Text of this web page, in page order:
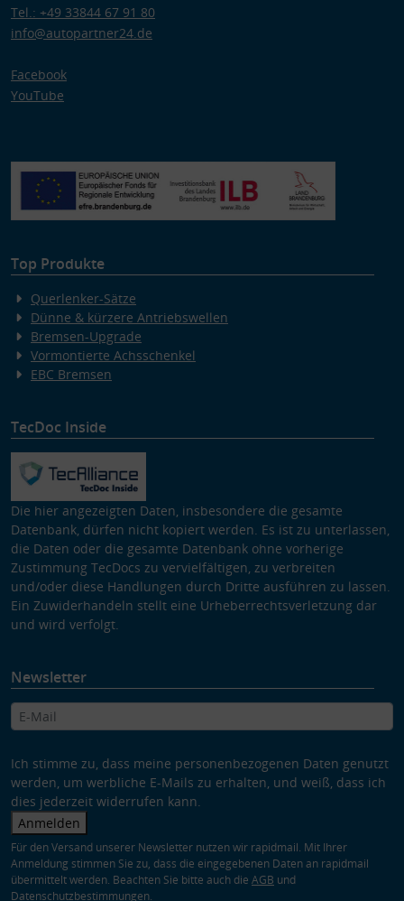
Tel.: +49 33844 67 91 80
info@autopartner24.de
Facebook
YouTube
Top Produkte
Querlenker-Sätze
Dünne & kürzere Antriebswellen
Bremsen-Upgrade
Vormontierte Achsschenkel
EBC Bremsen
TecDoc Inside
Die hier angezeigten Daten, insbesondere die gesamte
Datenbank, dürfen nicht kopiert werden. Es ist zu unterlassen,
die Daten oder die gesamte Datenbank ohne vorherige
Zustimmung TecDocs zu vervielfältigen, zu verbreiten
und/oder diese Handlungen durch Dritte ausführen zu lassen.
Ein Zuwiderhandeln stellt eine Urheberrechtsverletzung dar
und wird verfolgt.
Newsletter
Ich stimme zu, dass meine personenbezogenen Daten genutzt
werden, um werbliche E-Mails zu erhalten, und weiß, dass ich
dies jederzeit widerrufen kann.
Anmelden
Für den Versand unserer Newsletter nutzen wir rapidmail. Mit Ihrer
Anmeldung stimmen Sie zu, dass die eingegebenen Daten an rapidmail
übermittelt werden. Beachten Sie bitte auch die AGB und
Datenschutzbestimmungen.